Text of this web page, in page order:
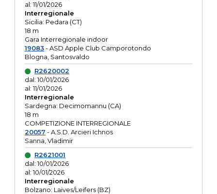
al: 11/01/2026
Interregionale
Sicilia: Pedara (CT)
18 m
Gara Interregionale indoor
19083- ASD Apple Club Camporotondo
Blogna, Santosvaldo
R2620002
dal: 10/01/2026
al: 11/01/2026
Interregionale
Sardegna: Decimomannu (CA)
18 m
COMPETIZIONE INTERREGIONALE
20057 - A.S.D. Arcieri Ichnos
Sanna, Vladimir
R2621001
dal: 10/01/2026
al: 10/01/2026
Interregionale
Bolzano: Laives/Leifers (BZ)